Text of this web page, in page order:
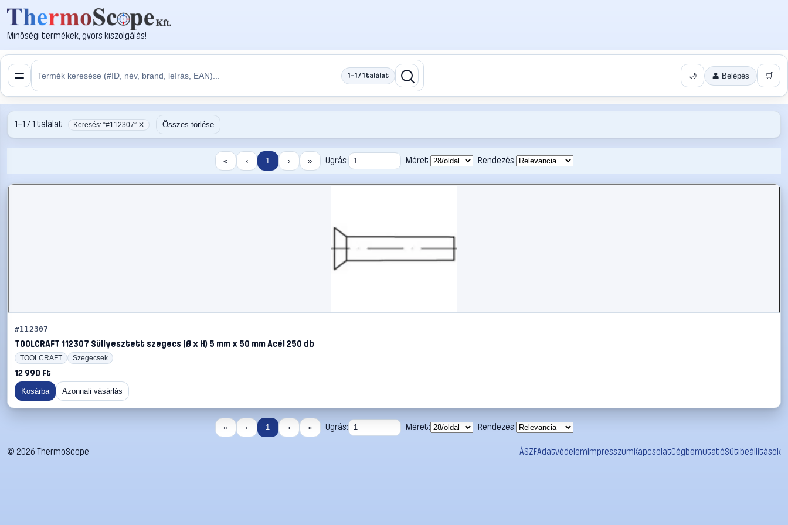
Minőségi termékek, gyors kiszolgálás!
1–1 / 1 találat 🌙 👤 Belépés 🛒
1–1 / 1 találat Keresés: “#112307” ✕ Összes törlése
« ‹ 1 › » Ugrás: Méret: Rendezés:
#112307
TOOLCRAFT 112307 Süllyesztett szegecs (Ø x H) 5 mm x 50 mm Acél 250 db
TOOLCRAFT Szegecsek
12 990 Ft
Kosárba Azonnali vásárlás
« ‹ 1 › » Ugrás: Méret: Rendezés:
© 2026 ThermoScope ÁSZFAdatvédelemImpresszumKapcsolatCégbemutatóSütibeállítások